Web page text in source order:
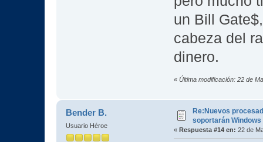
un Bill
cabeza del
dinero.
« Última modificación: 22 de
Bender B.
Usuario Héroe
Re:Nuevos
soportarán Windows
« Respuesta #14 en: 22 de